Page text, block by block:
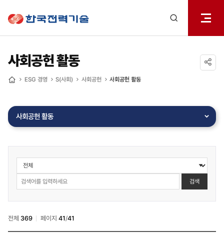
열기
사회공헌 활동
ESG 경영 S(사회) 사회공헌 사회공헌 활동
사회공헌 활동
게시물
검색
검색
전체 369 페이지 41/41